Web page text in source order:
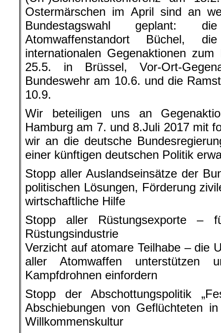
Ostermärschen im April sind an
Bundestagswahl geplant:
Atomwaffenstandort Büchel,
internationalen Gegenaktionen
25.5. in Brüssel, Vor-Ort-
Bundeswehr am 10.6. und die
10.9.
Wir beteiligen uns an
Hamburg am 7. und 8.Juli 2017 mit
wir an die deutsche
einer künftigen deutschen Politik
Stopp aller Auslandseinsätze der
politischen Lösungen, Förderung
wirtschaftliche Hilfe
Stopp aller Rüstungsexporte –
Rüstungsindustrie
Verzicht auf atomare Teilhabe – die
aller Atomwaffen unterstützen
Kampfdrohnen einfordern
Stopp der Abschottungspolitik
Abschiebungen von Geflüchteten
Willkommenskultur